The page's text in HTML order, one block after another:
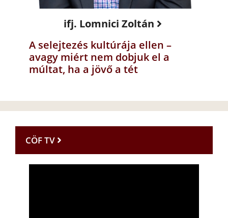
ifj. Lomnici Zoltán
A selejtezés kultúrája ellen –
avagy miért nem dobjuk el a
múltat, ha a jövő a tét
CÖF TV